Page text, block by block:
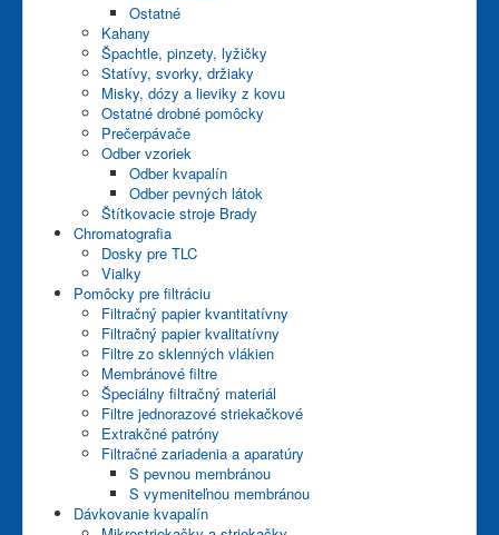
Ostatné
Kahany
Špachtle, pinzety, lyžičky
Statívy, svorky, držiaky
Misky, dózy a lieviky z kovu
Ostatné drobné pomôcky
Prečerpávače
Odber vzoriek
Odber kvapalín
Odber pevných látok
Štítkovacie stroje Brady
Chromatografia
Dosky pre TLC
Vialky
Pomôcky pre filtráciu
Filtračný papier kvantitatívny
Filtračný papier kvalitatívny
Filtre zo sklenných vlákien
Membránové filtre
Špeciálny filtračný materiál
Filtre jednorazové striekačkové
Extrakčné patróny
Filtračné zariadenia a aparatúry
S pevnou membránou
S vymeniteľnou membránou
Dávkovanie kvapalín